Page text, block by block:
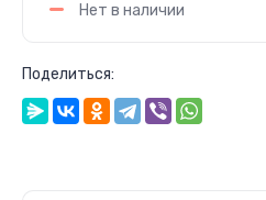
Нет в наличии
Поделиться: